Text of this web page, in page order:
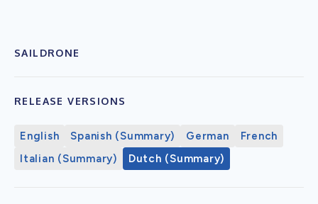
SAILDRONE
RELEASE VERSIONS
English Spanish (Summary) German
French
Italian (Summary)
Dutch (Summary)